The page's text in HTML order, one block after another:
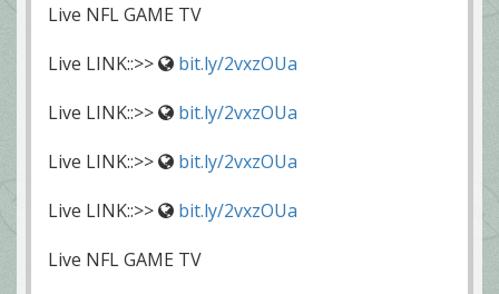
Live NFL GAME TV
Live LINK::>>
bit.ly/2vxzOUa
Live LINK::>>
bit.ly/2vxzOUa
Live LINK::>>
bit.ly/2vxzOUa
Live LINK::>>
bit.ly/2vxzOUa
Live NFL GAME TV